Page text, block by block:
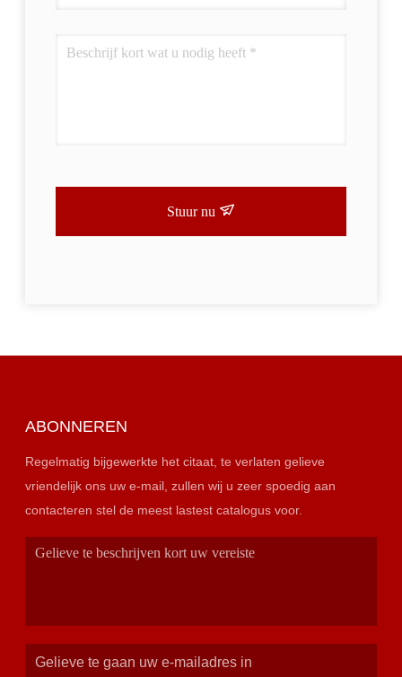
Stuur nu
ABONNEREN
Regelmatig bijgewerkte het citaat, te verlaten gelieve
vriendelijk ons uw e-mail, zullen wij u zeer spoedig aan
contacteren stel de meest lastest catalogus voor.